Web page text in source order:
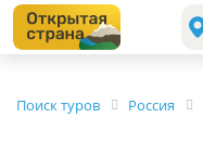
Поиск туров Россия